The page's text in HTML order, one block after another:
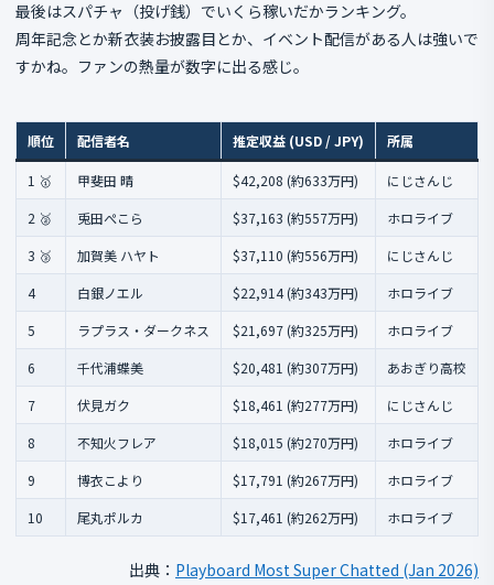
最後はスパチャ（投げ銭）でいくら稼いだかランキング。
周年記念とか新衣装お披露目とか、イベント配信がある人は強いで
すかね。ファンの熱量が数字に出る感じ。
順位 配信者名 推定収益 (USD / JPY) 所属
1 🥇 甲斐田 晴 $42,208 (約633万円)
にじさんじ
2 🥈
兎田ぺこら $37,163 (約557万円)
ホロライブ
3 🥉
加賀美 ハヤト $37,110 (約556万円)
にじさんじ
4
白銀ノエル $22,914 (約343万円)
ホロライブ
5
ラプラス・ダークネス $21,697 (約325万円)
ホロライブ
6
千代浦蝶美 $20,481 (約307万円)
あおぎり高校
7
伏見ガク $18,461 (約277万円)
にじさんじ
8
不知火フレア $18,015 (約270万円)
ホロライブ
9
博衣こより $17,791 (約267万円)
ホロライブ
10
尾丸ポルカ $17,461 (約262万円) ホロライブ
出典： Playboard Most Super Chatted (Jan 2026)